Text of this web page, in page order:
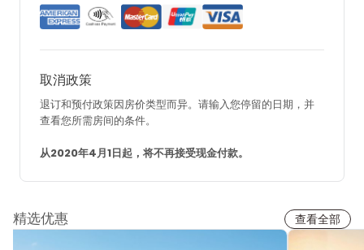
取消政策
退订和预付政策因房价类型而异。请输入您停留的日期，并
查看您所需房间的条件。
从2020年4月1日起，将不再接受现金付款。
精选优惠 查看全部